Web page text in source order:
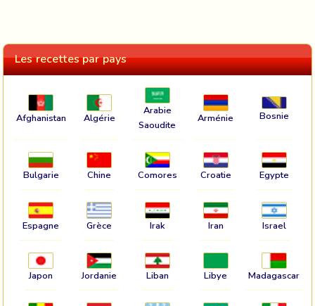
Les recettes par pays
Afghanistan Algérie
Arabie
Saoudite
Arménie Bosnie
Bulgarie Chine Comores Croatie Egypte
Espagne Grèce Irak Iran Israel
Japon Jordanie Liban Libye Madagascar